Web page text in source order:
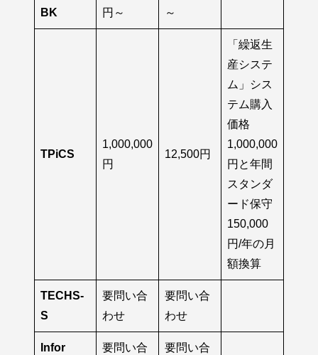
BK
円～
～
TPiCS
1,000,000
円
12,500円
「繰返生
産システ
ム」シス
テム購入
価格
1,000,000
円と年間
スタンダ
ード保守
150,000
円/年の月
額換算
TECHS-
S
要問い合
わせ
要問い合
わせ
Infor
要問い合
要問い合